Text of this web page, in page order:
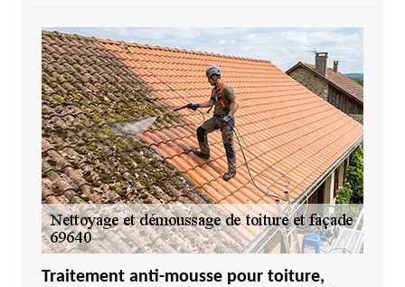
Traitement anti-mousse pour toiture,